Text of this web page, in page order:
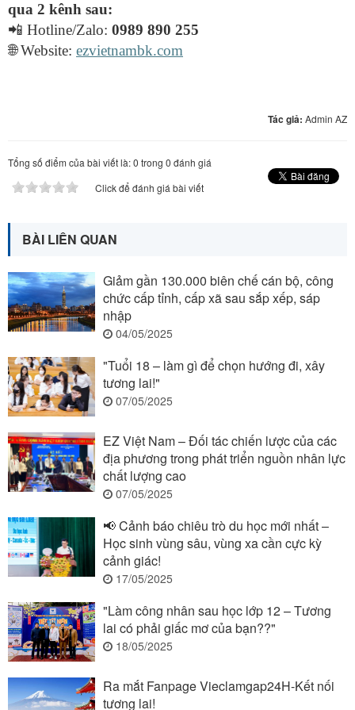
qua 2 kênh sau:
📲 Hotline/Zalo: 0989 890 255
🌐Website: ezvietnambk.com
Tác giả: Admin AZ
Tổng số điểm của bài viết là: 0 trong 0 đánh giá
Click để đánh giá bài viết
BÀI LIÊN QUAN
Giảm gần 130.000 biên chế cán bộ, công
chức cấp tỉnh, cấp xã sau sắp xếp, sáp
nhập
04/05/2025
"Tuổi 18 – làm gì để chọn hướng đi, xây
tương lai!"
07/05/2025
EZ Việt Nam – Đối tác chiến lược của các
địa phương trong phát triển nguồn nhân lực
chất lượng cao
07/05/2025
📢 Cảnh báo chiêu trò du học mới nhất –
Học sinh vùng sâu, vùng xa cần cực kỳ
cảnh giác!
17/05/2025
"Làm công nhân sau học lớp 12 – Tương
lai có phải giấc mơ của bạn??"
18/05/2025
Ra mắt Fanpage Vieclamgap24H-Kết nối
tương lai!